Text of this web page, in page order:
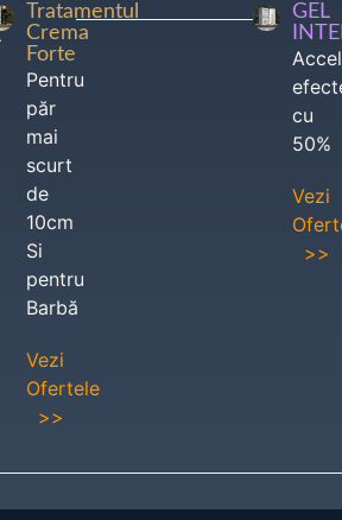
Tratamentul
Crema
Forte
Pentru
păr
mai
scurt
de
10cm
Si
pentru
Barbă
Vezi
Ofertele
>>
GEL
cu
50%
Vezi
>>